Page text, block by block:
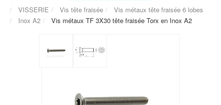
VISSERIE Vis tête fraisée
Vis métaux tête fraisée 6 lobes
Inox A2
Vis métaux TF 3X30 tête fraisée Torx en Inox A2